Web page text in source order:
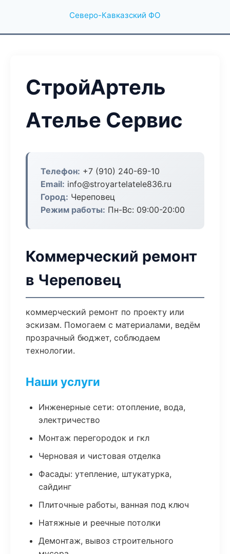
Северо-Кавказский ФО
СтройАртель
Ателье Сервис
Телефон: +7 (910) 240-69-10
Email: info@stroyartelatele836.ru
Город: Череповец
Режим работы: Пн-Вс: 09:00-20:00
Коммерческий ремонт
в Череповец
коммерческий ремонт по проекту или
эскизам. Помогаем с материалами, ведём
прозрачный бюджет, соблюдаем
технологии.
Наши услуги
Инженерные сети: отопление, вода,
электричество
Монтаж перегородок и гкл
Черновая и чистовая отделка
Фасады: утепление, штукатурка,
сайдинг
Плиточные работы, ванная под ключ
Натяжные и реечные потолки
Демонтаж, вывоз строительного